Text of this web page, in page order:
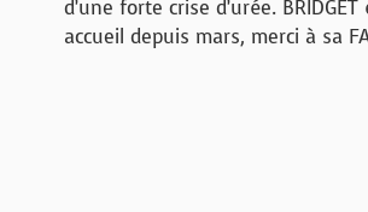
d’une forte crise d’urée.
accueil depuis mars, merci à sa